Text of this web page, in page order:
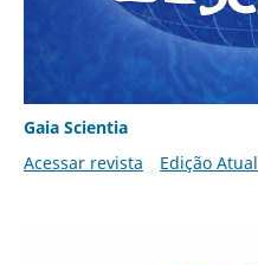
Gaia Scientia
Acessar revista
Edição Atual